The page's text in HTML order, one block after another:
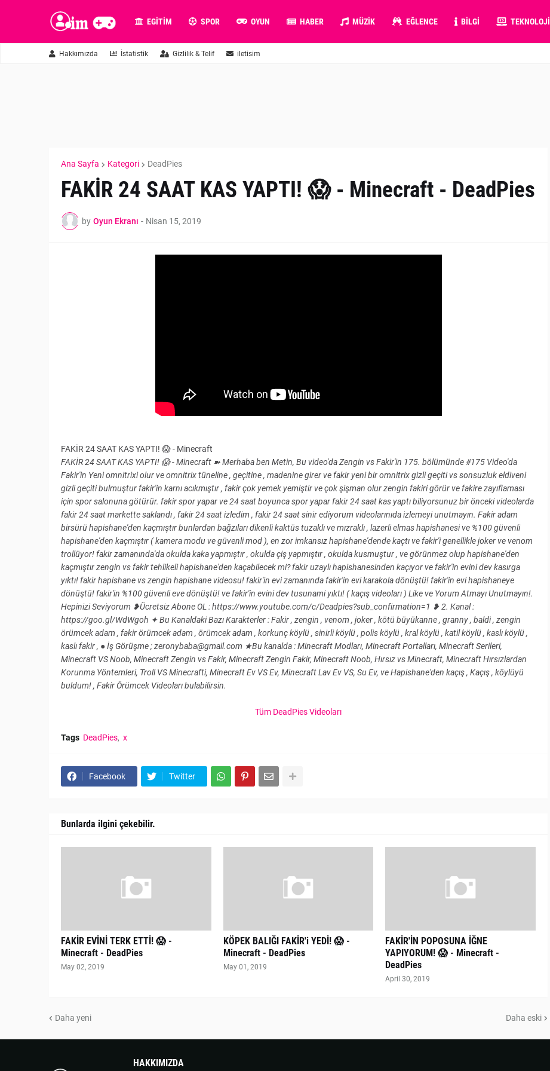
EGITIM SPOR OYUN HABER MÜZIK EĞLENCE BILGI TEKNOLOJI
Hakkımızda İstatistik Gizlilik & Telif iletisim
Ana Sayfa Kategori DeadPies
FAKİR 24 SAAT KAS YAPTI! 😱 - Minecraft - DeadPies
by Oyun Ekranı - Nisan 15, 2019
FAKİR 24 SAAT KAS YAPTI! 😱 - Minecraft
FAKİR 24 SAAT KAS YAPTI! 😱 - Minecraft ➽ Merhaba ben Metin, Bu video'da Zengin vs Fakir'in 175. bölümünde #175 Video'da
Fakir'in Yeni omnitrixi olur ve omnitrix tüneline , geçitine , madenine girer ve fakir yeni bir omnitrix gizli geçiti vs sonsuzluk eldiveni
gizli geçiti bulmuştur fakir'in karnı acıkmıştır , fakir çok yemek yemiştir ve çok şişman olur zengin fakiri görür ve fakire zayıflaması
için spor salonuna götürür. fakir spor yapar ve 24 saat boyunca spor yapar fakir 24 saat kas yaptı biliyorsunuz bir önceki videolarda
fakir 24 saat markette saklandı , fakir 24 saat izledim , fakir 24 saat sinir ediyorum videolarınıda izlemeyi unutmayın. Fakir adam
birsürü hapishane'den kaçmıştır bunlardan bağzıları dikenli kaktüs tuzaklı ve mızraklı , lazerli elmas hapishanesi ve %100 güvenli
hapishane'den kaçmıştır ( kamera modu ve güvenli mod ), en zor imkansız hapishane'dende kaçtı ve fakir'i genellikle joker ve venom
trollüyor! fakir zamanında'da okulda kaka yapmıştır , okulda çiş yapmıştır , okulda kusmuştur , ve görünmez olup hapishane'den
kaçmıştır zengin vs fakir tehlikeli hapishane'den kaçabilecek mi? fakir uzaylı hapishanesinden kaçıyor ve fakir'in evini dev kasırga
yıktı! fakir hapishane vs zengin hapishane videosu! fakir'in evi zamanında fakir'in evi karakola dönüştü! fakir'in evi hapishaneye
dönüştü! fakir'in %100 güvenli eve dönüştü! ve fakir'in evini dev tusunami yıktı! ( kaçış videoları ) Like ve Yorum Atmayı Unutmayın!.
Hepinizi Seviyorum ❥Ücretsiz Abone OL : https://www.youtube.com/c/Deadpies?sub_confirmation=1 ❥ 2. Kanal :
https://goo.gl/WdWgoh ✦ Bu Kanaldaki Bazı Karakterler : Fakir , zengin , venom , joker , kötü büyükanne , granny , baldi , zengin
örümcek adam , fakir örümcek adam , örümcek adam , korkunç köylü , sinirli köylü , polis köylü , kral köylü , katil köylü , kaslı köylü ,
kaslı fakir , ● İş Görüşme ; zeronybaba@gmail.com ★Bu kanalda : Minecraft Modları, Minecraft Portalları, Minecraft Serileri,
Minecraft VS Noob, Minecraft Zengin vs Fakir, Minecraft Zengin Fakir, Minecraft Noob, Hırsız vs Minecraft, Minecraft Hırsızlardan
Korunma Yöntemleri, Troll VS Minecrafti, Minecraft Ev VS Ev, Minecraft Lav Ev VS, Su Ev, ve Hapishane'den kaçış , Kaçış , köylüyü
buldum! , Fakir Örümcek Videoları bulabilirsin.
Tüm DeadPies Videoları
Tags DeadPies x
Facebook Twitter
Bunlarda ilgini çekebilir.
FAKİR EVİNİ TERK ETTİ! 😱 -
Minecraft - DeadPies
May 02, 2019
KÖPEK BALIĞI FAKİR'i YEDİ! 😱 -
Minecraft - DeadPies
May 01, 2019
FAKİR'İN POPOSUNA İĞNE
YAPIYORUM! 😱 - Minecraft -
DeadPies
April 30, 2019
Daha yeni Daha eski
HAKKIMIZDA